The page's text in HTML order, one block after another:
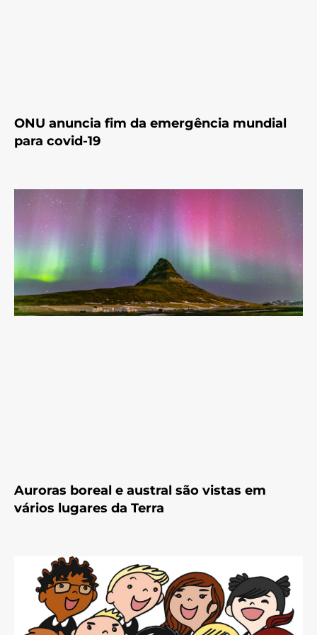
ONU anuncia fim da emergência mundial
para covid-19
Auroras boreal e austral são vistas em
vários lugares da Terra